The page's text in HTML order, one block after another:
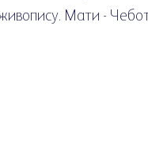
Мати -